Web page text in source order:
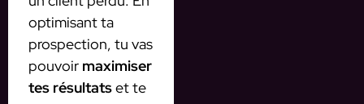
optimisant ta
prospection, tu vas
pouvoir maximiser
tes résultatset te